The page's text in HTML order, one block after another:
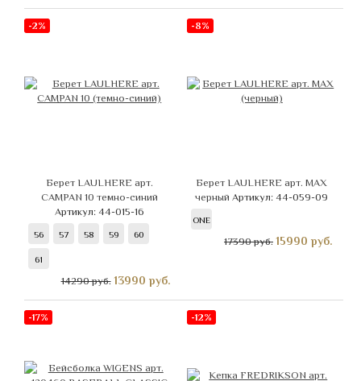
-2%
Берет LAULHERE арт.
CAMPAN 10 темно-синий
Артикул: 44-015-16
56 57 58 59 60
61
14290 руб. 13990 руб.
-8%
Берет LAULHERE арт. MAX
черныйАртикул: 44-059-09
ONE
17390 руб. 15990 руб.
-17% -12%